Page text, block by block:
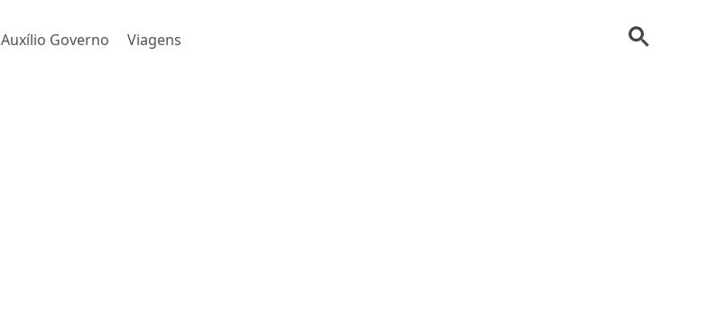
Auxílio Governo Viagens